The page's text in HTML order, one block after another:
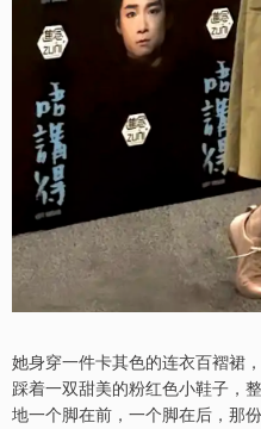
她身穿一件卡其色的连衣百褶裙
踩着一双甜美的粉红色小鞋子，
地一个脚在前，一个脚在后，那